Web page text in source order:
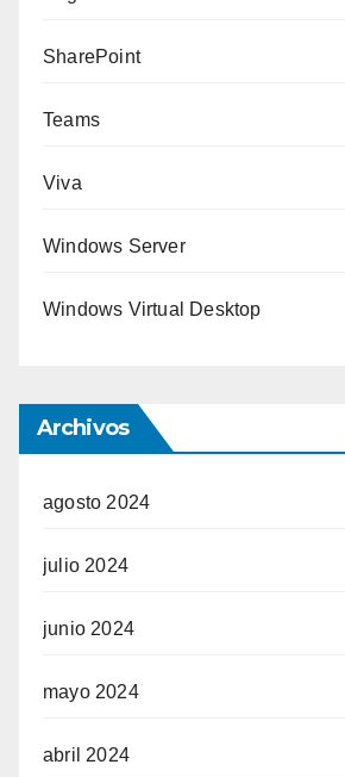
SharePoint
Teams
Viva
Windows Server
Windows Virtual Desktop
Archivos
agosto 2024
julio 2024
junio 2024
mayo 2024
abril 2024